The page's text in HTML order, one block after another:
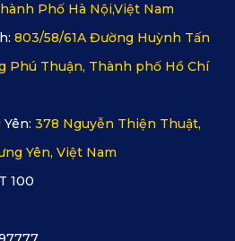
5 tùy chọn màu sắc thảm
>>>Thảm sàn ô tô 360 Dodge
Sàn Ô Tô 360
Chuẩn Nhất
Phố Hà Nội,Việt Nam
803/58/61A Đường Huỳnh Tấn
Phú Thuận, Thành phố Hồ Chí
378 Nguyễn Thiện Thuật,
Yên, Việt Nam
100